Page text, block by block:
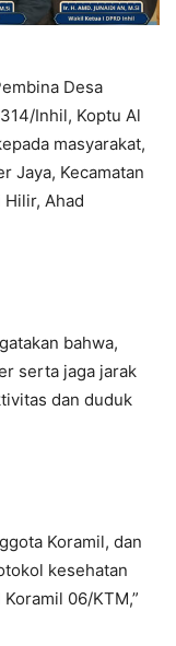
Desa
Inhil, Koptu Al
masyarakat,
Jaya, Kecamatan
Ahad
bahwa,
serta jaga jarak
dan duduk
Koramil, dan
kesehatan
06/KTM,”